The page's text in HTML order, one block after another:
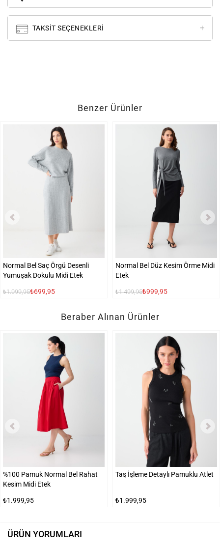
TAKSIT SEÇENEKLERI
Benzer Ürünler
Normal Bel Saç Örgü Desenli
Yumuşak Dokulu Midi Etek
₺1.999,95₺699,95
Normal Bel Düz Kesim Örme Midi
Etek
₺1.499,95₺999,95
Beraber Alınan Ürünler
%100 Pamuk Normal Bel Rahat
Kesim Midi Etek
₺1.999,95
Taş İşleme Detaylı Pamuklu Atlet
₺1.999,95
ÜRÜN YORUMLARI